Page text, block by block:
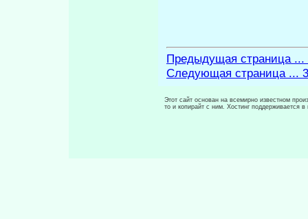
Предыдущая страница ...
Следующая страница ...
Этот сайт основан на всемирно известном
то и копирайт с ним. Хостинг поддерживается